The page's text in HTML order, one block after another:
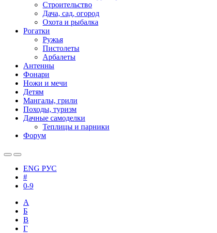
Строительство
Дача, сад, огород
Охота и рыбалка
Рогатки
Ружья
Пистолеты
Арбалеты
Антенны
Фонари
Ножи и мечи
Детям
Мангалы, грили
Походы, туризм
Дачные самоделки
Теплицы и парники
Форум
ENG РУС
#
0-9
А
Б
В
Г